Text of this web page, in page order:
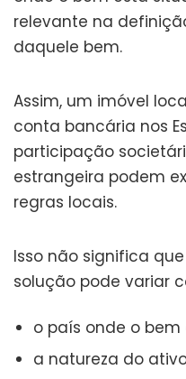
relevante na
daquele bem.
Assim, um imóvel
conta bancária nos
participação
estrangeira podem
regras locais.
Isso não significa
solução pode variar
o país onde o
a natureza do